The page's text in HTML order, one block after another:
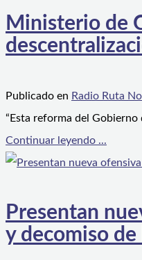
Ministerio de
Publicado en Radio Ruta
“Esta reforma del
Continuar leyendo ...
Presentan
y decomiso de